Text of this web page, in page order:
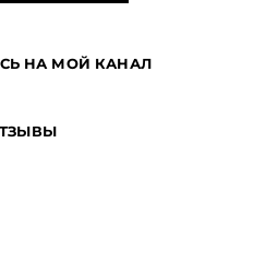
НА МОЙ КАНАЛ